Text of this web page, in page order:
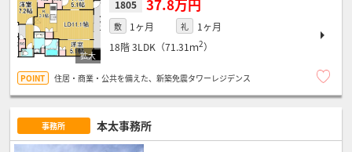
1805 37.8万円
敷 1ヶ月 礼
1ヶ月
18階3LDK（71.31ｍ2）
住居・商業・公共を備えた、新築免震タワーレジデンス
事務所 本太事務所